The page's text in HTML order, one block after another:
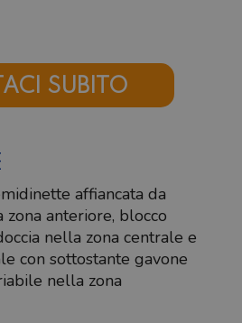
SUBITO
affiancata da
anteriore, blocco
nella zona centrale e
con sottostante gavone
nella zona